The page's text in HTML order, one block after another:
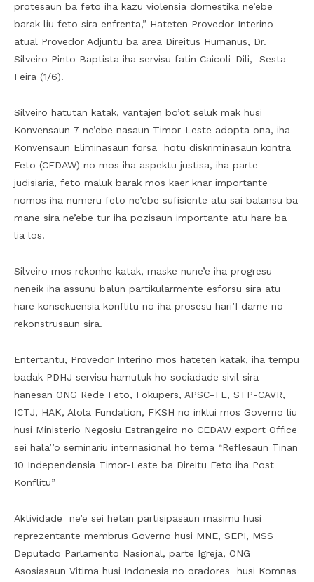
protesaun ba feto iha kazu violensia domestika ne’ebe
barak liu feto sira enfrenta,” Hateten Provedor Interino
atual Provedor Adjuntu ba area Direitus Humanus, Dr.
Silveiro Pinto Baptista iha servisu fatin Caicoli-Dili, Sesta-
Feira (1/6).
Silveiro hatutan katak, vantajen bo’ot seluk mak husi
Konvensaun 7 ne’ebe nasaun Timor-Leste adopta ona, iha
Konvensaun Eliminasaun forsa hotu diskriminasaun kontra
Feto (CEDAW) no mos iha aspektu justisa, iha parte
judisiaria, feto maluk barak mos kaer knar importante
nomos iha numeru feto ne’ebe sufisiente atu sai balansu ba
mane sira ne’ebe tur iha pozisaun importante atu hare ba
lia los.
Silveiro mos rekonhe katak, maske nune’e iha progresu
neneik iha assunu balun partikularmente esforsu sira atu
hare konsekuensia konflitu no iha prosesu hari’I dame no
rekonstrusaun sira.
Entertantu, Provedor Interino mos hateten katak, iha tempu
badak PDHJ servisu hamutuk ho sociadade sivil sira
hanesan ONG Rede Feto, Fokupers, APSC-TL, STP-CAVR,
ICTJ, HAK, Alola Fundation, FKSH no inklui mos Governo liu
husi Ministerio Negosiu Estrangeiro no CEDAW export Office
sei hala’’o seminariu internasional ho tema “Reflesaun Tinan
10 Independensia Timor-Leste ba Direitu Feto iha Post
Konflitu”
Aktividade ne’e sei hetan partisipasaun masimu husi
reprezentante membrus Governo husi MNE, SEPI, MSS
Deputado Parlamento Nasional, parte Igreja, ONG
Asosiasaun Vitima husi Indonesia no oradores husi Komnas